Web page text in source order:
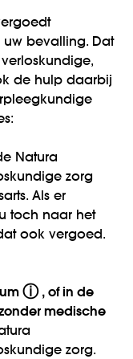
bevalling. Dat
de hulp daarbij
Natura
zorg
Als er
toch naar het
ook vergoed.
ⓘ , of in de
medische
zorg.